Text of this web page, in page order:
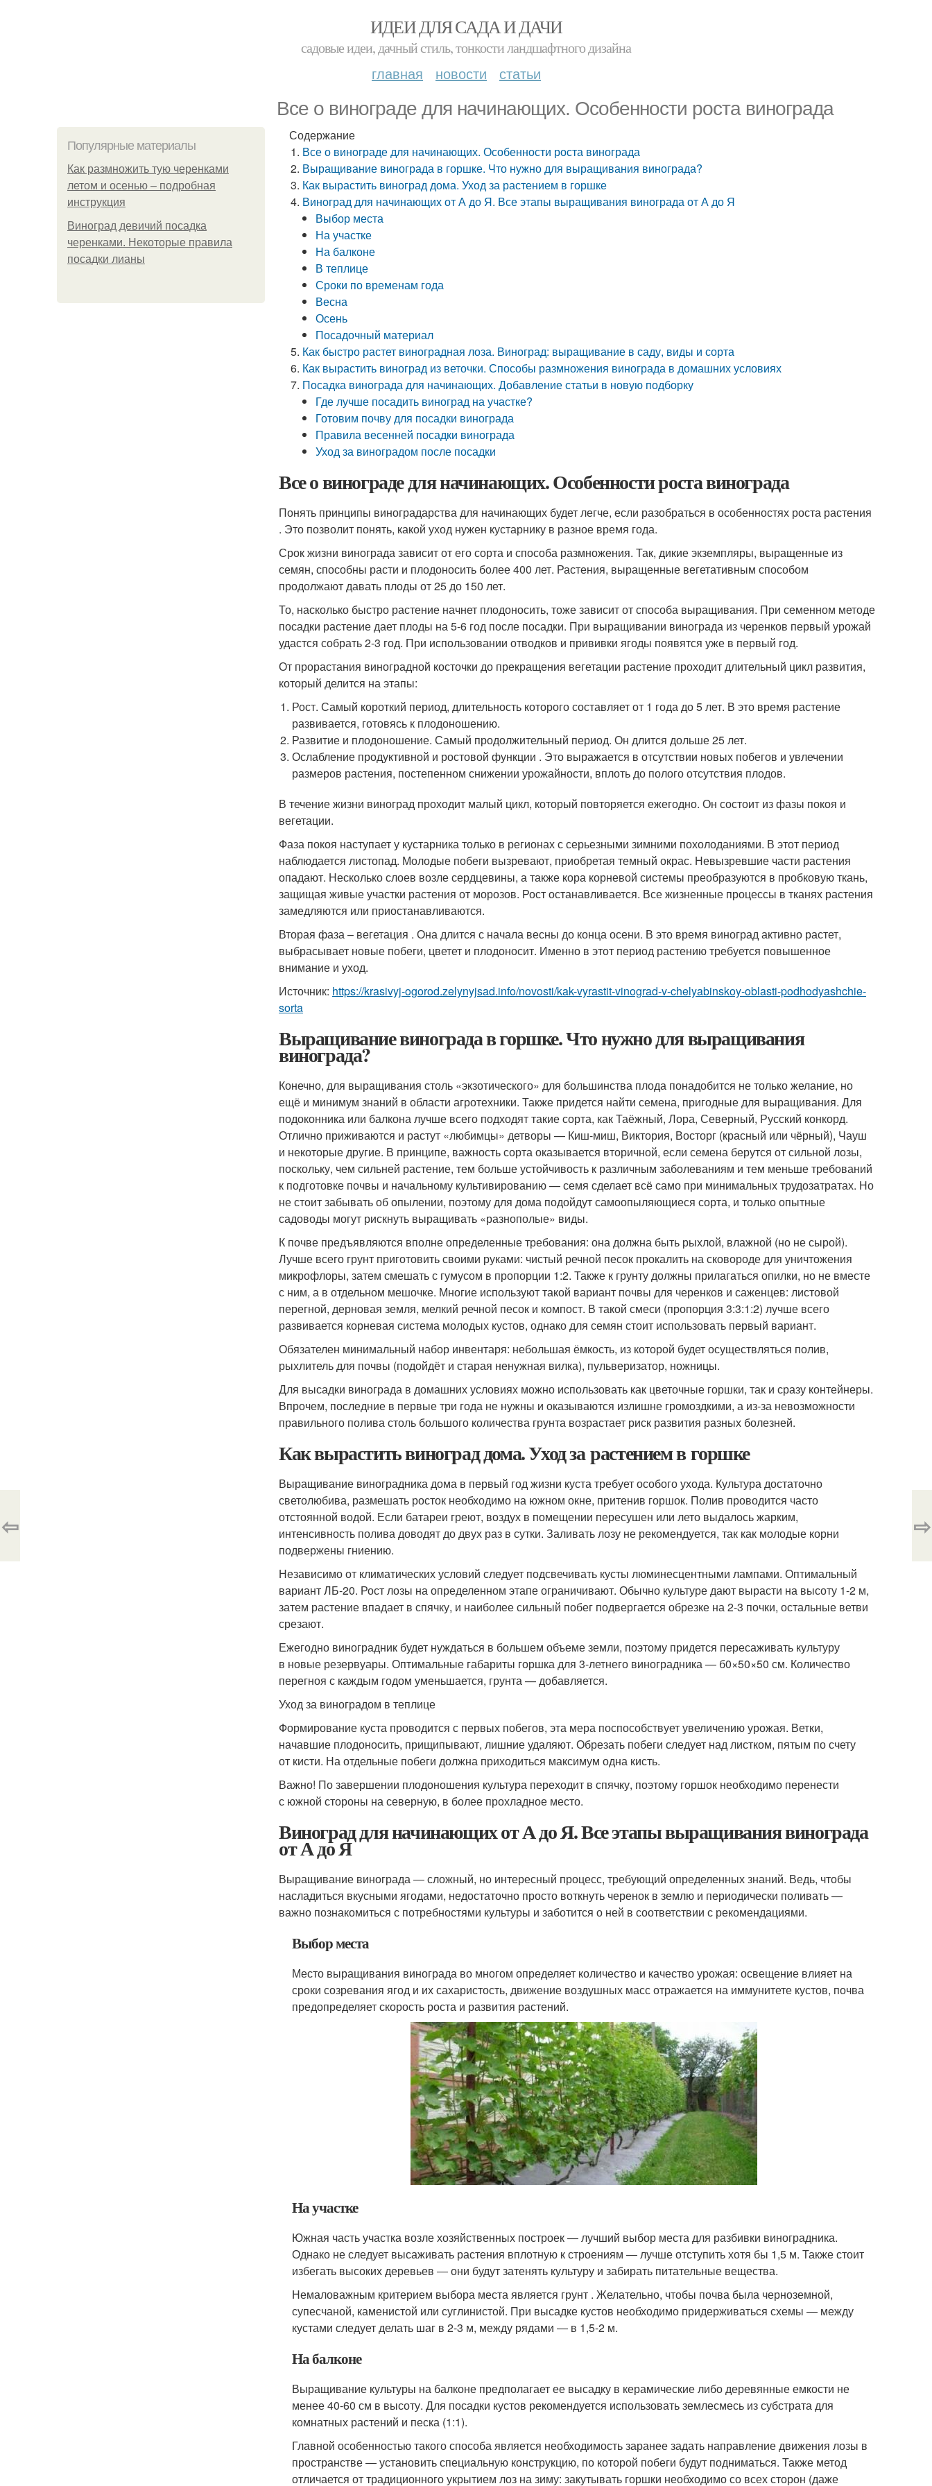
ИДЕИ ДЛЯ САДА И ДАЧИ
садовые идеи, дачный стиль, тонкости ландшафтного дизайна
главная новости статьи
Все о винограде для начинающих. Особенности роста винограда
Популярные материалы
Как размножить тую черенками
летом и осенью – подробная
инструкция
Виноград девичий посадка
черенками. Некоторые правила
посадки лианы
Содержание
Все о винограде для начинающих. Особенности роста винограда
Выращивание винограда в горшке. Что нужно для выращивания винограда?
Как вырастить виноград дома. Уход за растением в горшке
Виноград для начинающих от А до Я. Все этапы выращивания винограда от А до Я
Выбор места
На участке
На балконе
В теплице
Сроки по временам года
Весна
Осень
Посадочный материал
Как быстро растет виноградная лоза. Виноград: выращивание в саду, виды и сорта
Как вырастить виноград из веточки. Способы размножения винограда в домашних условиях
Посадка винограда для начинающих. Добавление статьи в новую подборку
Где лучше посадить виноград на участке?
Готовим почву для посадки винограда
Правила весенней посадки винограда
Уход за виноградом после посадки
Все о винограде для начинающих. Особенности роста винограда
Понять принципы виноградарства для начинающих будет легче, если разобраться в особенностях роста растения
. Это позволит понять, какой уход нужен кустарнику в разное время года.
Срок жизни винограда зависит от его сорта и способа размножения. Так, дикие экземпляры, выращенные из
семян, способны расти и плодоносить более 400 лет. Растения, выращенные вегетативным способом
продолжают давать плоды от 25 до 150 лет.
То, насколько быстро растение начнет плодоносить, тоже зависит от способа выращивания. При семенном методе
посадки растение дает плоды на 5-6 год после посадки. При выращивании винограда из черенков первый урожай
удастся собрать 2-3 год. При использовании отводков и прививки ягоды появятся уже в первый год.
От прорастания виноградной косточки до прекращения вегетации растение проходит длительный цикл развития,
который делится на этапы:
Рост. Самый короткий период, длительность которого составляет от 1 года до 5 лет. В это время растение
развивается, готовясь к плодоношению.
Развитие и плодоношение. Самый продолжительный период. Он длится дольше 25 лет.
Ослабление продуктивной и ростовой функции . Это выражается в отсутствии новых побегов и увлечении
размеров растения, постепенном снижении урожайности, вплоть до полого отсутствия плодов.
В течение жизни виноград проходит малый цикл, который повторяется ежегодно. Он состоит из фазы покоя и
вегетации.
Фаза покоя наступает у кустарника только в регионах с серьезными зимними похолоданиями. В этот период
наблюдается листопад. Молодые побеги вызревают, приобретая темный окрас. Невызревшие части растения
опадают. Несколько слоев возле сердцевины, а также кора корневой системы преобразуются в пробковую ткань,
защищая живые участки растения от морозов. Рост останавливается. Все жизненные процессы в тканях растения
замедляются или приостанавливаются.
Вторая фаза – вегетация . Она длится с начала весны до конца осени. В это время виноград активно растет,
выбрасывает новые побеги, цветет и плодоносит. Именно в этот период растению требуется повышенное
внимание и уход.
Источник: https://krasivyj-ogorod.zelynyjsad.info/novosti/kak-vyrastit-vinograd-v-chelyabinskoy-oblasti-podhodyashchie-
sorta
Выращивание винограда в горшке. Что нужно для выращивания
винограда?
Конечно, для выращивания столь «экзотического» для большинства плода понадобится не только желание, но
ещё и минимум знаний в области агротехники. Также придется найти семена, пригодные для выращивания. Для
подоконника или балкона лучше всего подходят такие сорта, как Таёжный, Лора, Северный, Русский конкорд.
Отлично приживаются и растут «любимцы» детворы — Киш-миш, Виктория, Восторг (красный или чёрный), Чауш
и некоторые другие. В принципе, важность сорта оказывается вторичной, если семена берутся от сильной лозы,
поскольку, чем сильней растение, тем больше устойчивость к различным заболеваниям и тем меньше требований
к подготовке почвы и начальному культивированию — семя сделает всё само при минимальных трудозатратах. Но
не стоит забывать об опылении, поэтому для дома подойдут самоопыляющиеся сорта, и только опытные
садоводы могут рискнуть выращивать «разнополые» виды.
К почве предъявляются вполне определенные требования: она должна быть рыхлой, влажной (но не сырой).
Лучше всего грунт приготовить своими руками: чистый речной песок прокалить на сковороде для уничтожения
микрофлоры, затем смешать с гумусом в пропорции 1:2. Также к грунту должны прилагаться опилки, но не вместе
с ним, а в отдельном мешочке. Многие используют такой вариант почвы для черенков и саженцев: листовой
перегной, дерновая земля, мелкий речной песок и компост. В такой смеси (пропорция 3:3:1:2) лучше всего
развивается корневая система молодых кустов, однако для семян стоит использовать первый вариант.
Обязателен минимальный набор инвентаря: небольшая ёмкость, из которой будет осуществляться полив,
рыхлитель для почвы (подойдёт и старая ненужная вилка), пульверизатор, ножницы.
Для высадки винограда в домашних условиях можно использовать как цветочные горшки, так и сразу контейнеры.
Впрочем, последние в первые три года не нужны и оказываются излишне громоздкими, а из-за невозможности
правильного полива столь большого количества грунта возрастает риск развития разных болезней.
Как вырастить виноград дома. Уход за растением в горшке
Выращивание виноградника дома в первый год жизни куста требует особого ухода. Культура достаточно
светолюбива, размешать росток необходимо на южном окне, притенив горшок. Полив проводится часто
отстоянной водой. Если батареи греют, воздух в помещении пересушен или лето выдалось жарким,
интенсивность полива доводят до двух раз в сутки. Заливать лозу не рекомендуется, так как молодые корни
подвержены гниению.
Независимо от климатических условий следует подсвечивать кусты люминесцентными лампами. Оптимальный
вариант ЛБ-20. Рост лозы на определенном этапе ограничивают. Обычно культуре дают вырасти на высоту 1-2 м,
затем растение впадает в спячку, и наиболее сильный побег подвергается обрезке на 2-3 почки, остальные ветви
срезают.
Ежегодно виноградник будет нуждаться в большем объеме земли, поэтому придется пересаживать культуру
в новые резервуары. Оптимальные габариты горшка для 3-летнего виноградника — б0×50×50 см. Количество
перегноя с каждым годом уменьшается, грунта — добавляется.
Уход за виноградом в теплице
Формирование куста проводится с первых побегов, эта мера поспособствует увеличению урожая. Ветки,
начавшие плодоносить, прищипывают, лишние удаляют. Обрезать побеги следует над листком, пятым по счету
от кисти. На отдельные побеги должна приходиться максимум одна кисть.
Важно! По завершении плодоношения культура переходит в спячку, поэтому горшок необходимо перенести
с южной стороны на северную, в более прохладное место.
Виноград для начинающих от А до Я. Все этапы выращивания винограда
от А до Я
Выращивание винограда ― сложный, но интересный процесс, требующий определенных знаний. Ведь, чтобы
насладиться вкусными ягодами, недостаточно просто воткнуть черенок в землю и периодически поливать ―
важно познакомиться с потребностями культуры и заботится о ней в соответствии с рекомендациями.
Выбор места
Место выращивания винограда во многом определяет количество и качество урожая: освещение влияет на
сроки созревания ягод и их сахаристость, движение воздушных масс отражается на иммунитете кустов, почва
предопределяет скорость роста и развития растений.
На участке
Южная часть участка возле хозяйственных построек ― лучший выбор места для разбивки виноградника.
Однако не следует высаживать растения вплотную к строениям ― лучше отступить хотя бы 1,5 м. Также стоит
избегать высоких деревьев ― они будут затенять культуру и забирать питательные вещества.
Немаловажным критерием выбора места является грунт . Желательно, чтобы почва была черноземной,
супесчаной, каменистой или суглинистой. При высадке кустов необходимо придерживаться схемы ― между
кустами следует делать шаг в 2-3 м, между рядами ― в 1,5-2 м.
На балконе
Выращивание культуры на балконе предполагает ее высадку в керамические либо деревянные емкости не
менее 40-60 см в высоту. Для посадки кустов рекомендуется использовать землесмесь из субстрата для
комнатных растений и песка (1:1).
Главной особенностью такого способа является необходимость заранее задать направление движения лозы в
пространстве ― установить специальную конструкцию, по которой побеги будут подниматься. Также метод
отличается от традиционного укрытием лоз на зиму: закутывать горшки необходимо со всех сторон (даже
⇦ ⇨